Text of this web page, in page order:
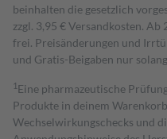
beinhalten die gesetzlich
zzgl. 3,95 € Versandkosten.
frei. Preisänderungen und
und Gratis-Beigaben nur
1 Eine pharmazeutische
Produkte in deinem
Wechselwirkungschecks und